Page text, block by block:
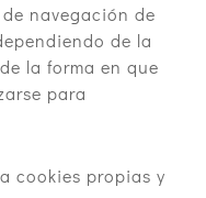
navegación de
de la
la forma en que
para
cookies propias y